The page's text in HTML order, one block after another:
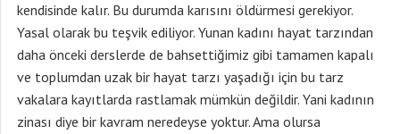
kendisinde kalır. Bu durumda karısını öldürmesi gerekiyor.
Yasal olarak bu teşvik ediliyor. Yunan kadını hayat tarzından
daha önceki derslerde de bahsettiğimiz gibi tamamen kapalı
ve toplumdan uzak bir hayat tarzı yaşadığı için bu tarz
vakalara kayıtlarda rastlamak mümkün değildir. Yani kadının
zinası diye bir kavram neredeyse yoktur. Ama olursa